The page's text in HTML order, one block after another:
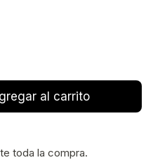
toda la compra.